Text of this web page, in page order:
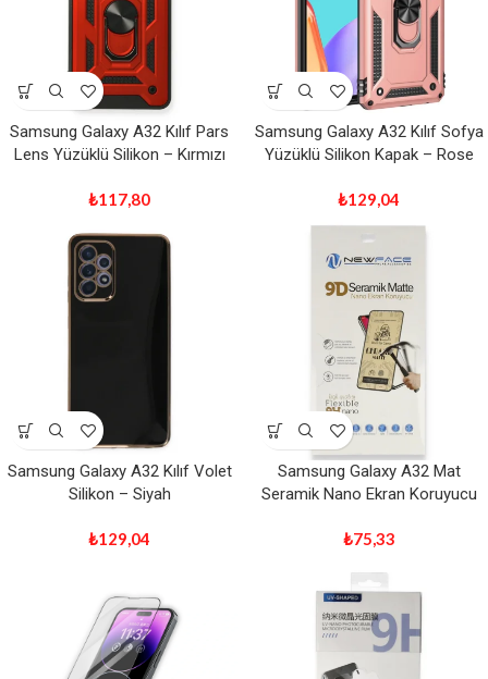
Samsung Galaxy A32 Kılıf Pars
Lens Yüzüklü Silikon – Kırmızı
₺117,80
Samsung Galaxy A32 Kılıf Sofya
Yüzüklü Silikon Kapak – Rose
₺129,04
Samsung Galaxy A32 Kılıf Volet
Silikon – Siyah
₺129,04
Samsung Galaxy A32 Mat
Seramik Nano Ekran Koruyucu
₺75,33